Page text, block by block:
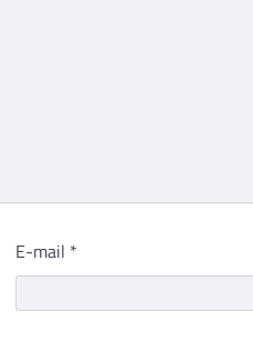
E-mail *